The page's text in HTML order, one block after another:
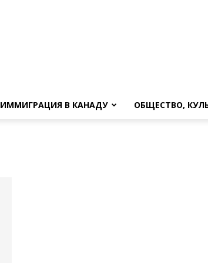
ИММИГРАЦИЯ В КАНАДУ ОБЩЕСТВО,